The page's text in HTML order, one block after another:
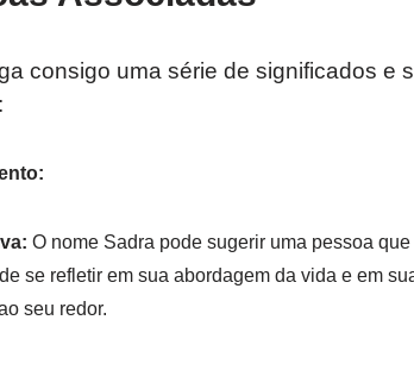
consigo uma série de significados e
O nome Sadra pode sugerir uma pessoa
se refletir em sua abordagem da vida e em
seu redor.